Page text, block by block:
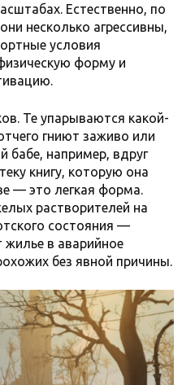
Естественно, по
несколько агрессивны,
условия
форму и
Те упарываются какой-
гниют заживо или
бабе, например, вдруг
книгу, которую она
— это легкая форма.
растворителей на
состояния —
жилье в аварийное
без явной причины.